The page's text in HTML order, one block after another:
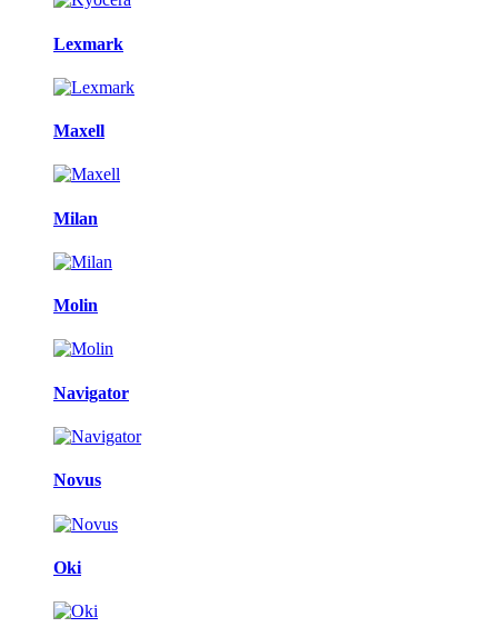
Lexmark
Maxell
Milan
Molin
Navigator
Novus
Oki